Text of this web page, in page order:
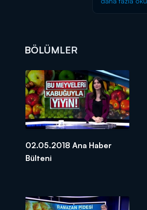
BÖLÜMLER
02.05.2018 Ana Haber
Bülteni